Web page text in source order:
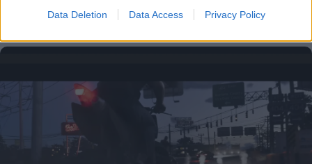
Data Deletion Data Access Privacy Policy
Το άθλημα της μακροζωίας: Χαρίζει έως και 5
επιπλέον χρόνια ζωής